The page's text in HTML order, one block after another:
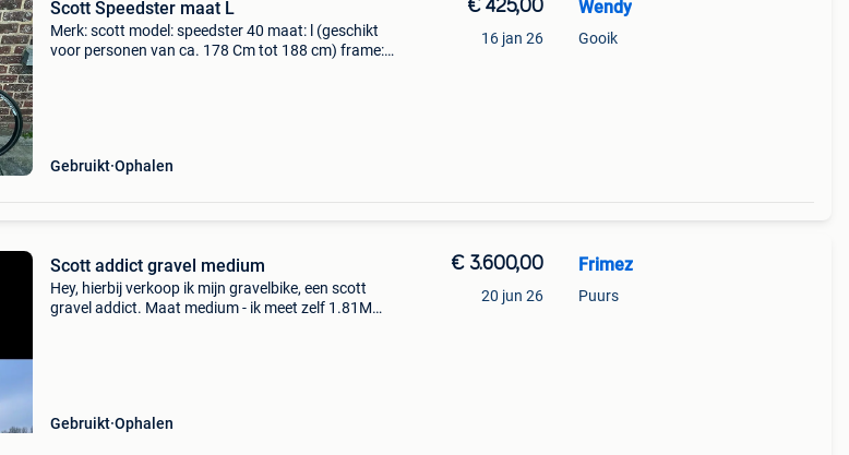
Scott Speedster maat L
Merk: scott model: speedster 40 maat: l (geschikt
voor personen van ca. 178 Cm tot 188 cm) frame:
Gebruikt Ophalen
€ 425,00
16 jan 26
Wendy
Gooik
Scott addict gravel medium
Hey, hierbij verkoop ik mijn gravelbike, een scott
gravel addict. Maat medium - ik meet zelf 1.81M
Gebruikt Ophalen
€ 3.600,00
20 jun 26
Frimez
Puurs